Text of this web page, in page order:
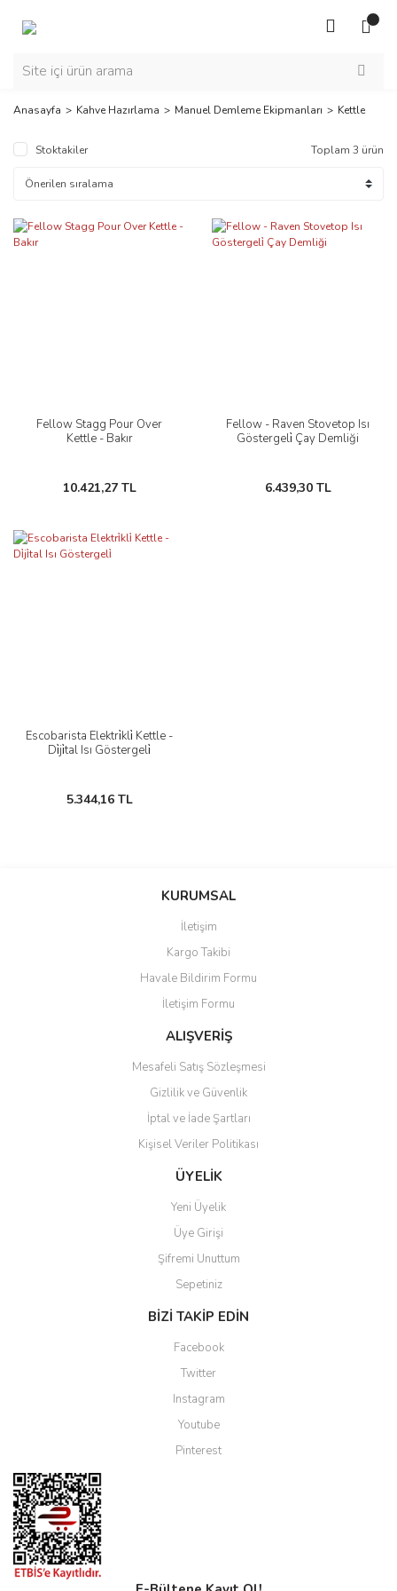
Anasayfa Kahve Hazırlama Manuel Demleme Ekipmanları Kettle
Stoktakiler Toplam 3 ürün
Fellow Stagg Pour Over
Kettle - Bakır
10.421,27 TL
Fellow - Raven Stovetop Isı
Göstergeli̇ Çay Demliği
6.439,30 TL
Escobarista Elektri̇kli̇ Kettle -
Di̇ji̇tal Isı Göstergeli̇
5.344,16 TL
KURUMSAL
İletişim
Kargo Takibi
Havale Bildirim Formu
İletişim Formu
ALIŞVERİŞ
Mesafeli Satış Sözleşmesi
Gizlilik ve Güvenlik
İptal ve İade Şartları
Kişisel Veriler Politikası
ÜYELİK
Yeni Üyelik
Üye Girişi
Şifremi Unuttum
Sepetiniz
BİZİ TAKİP EDİN
Facebook
Twitter
Instagram
Youtube
Pinterest